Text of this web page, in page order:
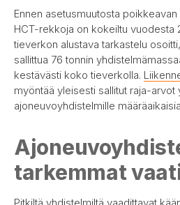
Ennen asetusmuutosta
HCT-rekkoja on kokeiltu vuodesta
tieverkon alustava tarkastelu
sallittua 76 tonnin
kestävästi koko tieverkolla.
myöntää yleisesti sallitut raja-arvot
ajoneuvoyhdistelmille
tarkemmat
Pitkiltä yhdistelmiltä vaadittavat